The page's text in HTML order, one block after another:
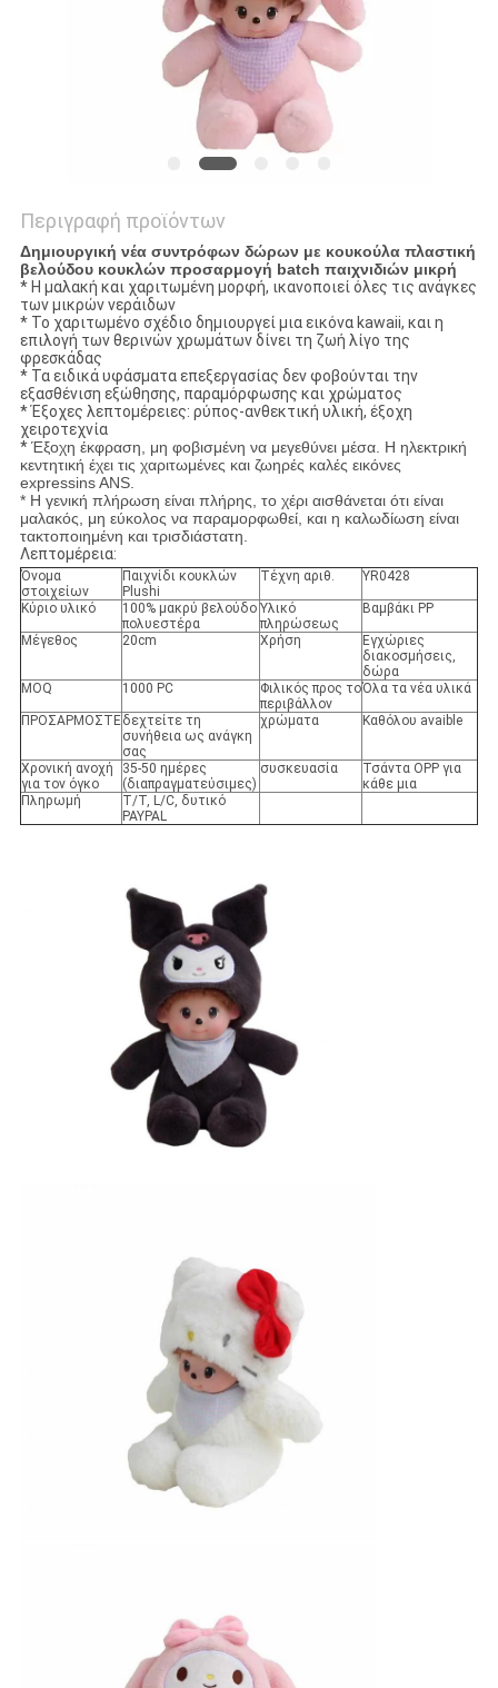
Περιγραφή προϊόντων
Δημιουργική νέα συντρόφων δώρων με κουκούλα πλαστική
βελούδου κουκλών προσαρμογή batch παιχνιδιών μικρή
* Η μαλακή και χαριτωμένη μορφή, ικανοποιεί όλες τις ανάγκες
των μικρών νεράιδων
* Το χαριτωμένο σχέδιο δημιουργεί μια εικόνα kawaii, και η
επιλογή των θερινών χρωμάτων δίνει τη ζωή λίγο της
φρεσκάδας
* Τα ειδικά υφάσματα επεξεργασίας δεν φοβούνται την
εξασθένιση εξώθησης, παραμόρφωσης και χρώματος
* Έξοχες λεπτομέρειες: ρύπος-ανθεκτική υλική, έξοχη
χειροτεχνία
*Έξοχη έκφραση, μη φοβισμένη να μεγεθύνει μέσα. Η ηλεκτρική
κεντητική έχει τις χαριτωμένες και ζωηρές καλές εικόνες
expressins ANS.
* Η γενική πλήρωση είναι πλήρης, το χέρι αισθάνεται ότι είναι
μαλακός, μη εύκολος να παραμορφωθεί, και η καλωδίωση είναι
τακτοποιημένη και τρισδιάστατη.
Λεπτομέρεια:
Όνομα
στοιχείων
Παιχνίδι κουκλών
Plushi
Τέχνη αριθ. YR0428
Κύριο υλικό
100% μακρύ βελούδο
πολυεστέρα
Υλικό
πληρώσεως
Βαμβάκι PP
Μέγεθος 20cm Χρήση
Εγχώριες
διακοσμήσεις,
δώρα
MOQ
1000 PC
Φιλικός προς το
περιβάλλον
Όλα τα νέα υλικά
ΠΡΟΣΑΡΜΟΣΤΕδεχτείτε τη
συνήθεια ως ανάγκη
σας
χρώματα Καθόλου avaible
Χρονική ανοχή
για τον όγκο
35-50 ημέρες
(διαπραγματεύσιμες)
συσκευασία
Τσάντα OPP για
κάθε μια
Πληρωμή
T/T, L/C, δυτικό
PAYPAL